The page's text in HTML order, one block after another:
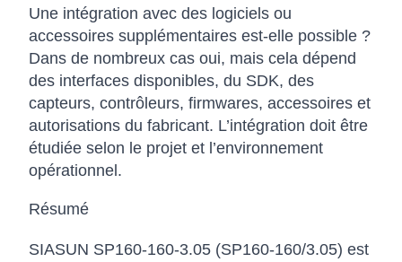
Une intégration avec des logiciels ou
accessoires supplémentaires est-elle possible ?
Dans de nombreux cas oui, mais cela dépend
des interfaces disponibles, du SDK, des
capteurs, contrôleurs, firmwares, accessoires et
autorisations du fabricant. L’intégration doit être
étudiée selon le projet et l’environnement
opérationnel.
Résumé
SIASUN SP160-160-3.05 (SP160-160/3.05) est